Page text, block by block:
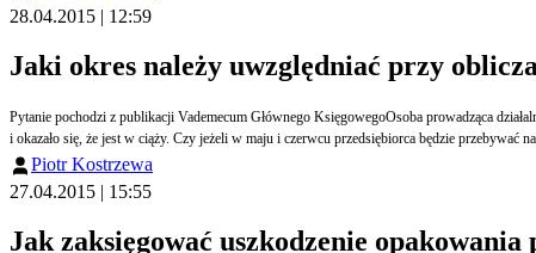
28.04.2015 | 12:59
Jaki okres należy uwzględniać przy
Pytanie pochodzi z publikacji Vademecum Głównego KsięgowegoOsoba prowadząca działalność gospodarczą podlega dobrowolnemu ubezpieczeniu chorobowemu od 3 miesięcy (styczeń, luty, marzec 2015). Opłacała składkę od podwyższonej podstawy. W kwietniu zachorowała
Piotr Kostrzewa
27.04.2015 | 15:55
Jak zaksięgować uszkodzenie